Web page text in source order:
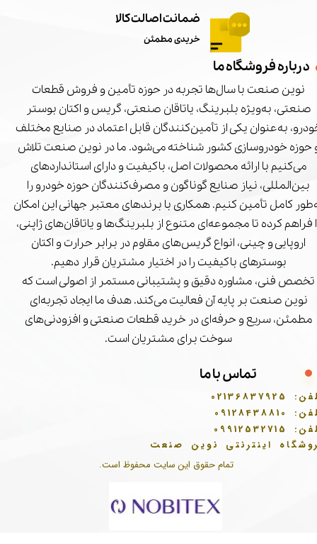
تمام حقوق این سایت محفوظ است.
ضمانت اصالت کالا
خریدی مطمئن
درباره فروشگاه ما
نوین صنعت با سال‌ها تجربه در حوزه تأمین و فروش قطعات
صنعتی، به‌ویژه بلبرینگ، یاتاقان صنعتی، گریس و اکتان بوستر
به‌عنوان یکی از تأمین‌کنندگان قابل اعتماد در صنایع مختلف
حوزه خودروسازی کشور شناخته می‌شود. ما در نوین صنعت تلاش
می‌کنیم با ارائه محصولات اصل، باکیفیت و دارای استانداردهای
بین‌المللی، نیاز صنایع گوناگون و مصرف‌کنندگان حوزه خودرو را
کامل تأمین کنیم. همکاری با برندهای معتبر جهانی این امکان
فراهم کرده تا مجموعه‌ای متنوع از بلبرینگ‌ها و یاتاقان‌های ژاپنی،
اروپایی و چینی، انواع گریس‌های مقاوم در برابر حرارت و اکتان
بوسترهای باکیفیت را در اختیار مشتریان قرار دهیم.
تخصص فنی، مشاوره دقیق و پشتیبانی مستمر از اصولی است که
نوین صنعت بر پایه آن فعالیت می‌کند. هدف ما ایجاد تجربه‌ای
مطمئن، سریع و حرفه‌ای در خرید قطعات صنعتی و افزودنی‌های
سوخت برای مشتریان است.
تماس با ما
02136837925
09128438810
09912532715
اینترنتی نوین صنعت